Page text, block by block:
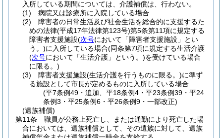
入所している期間については、介護補償は、行わない。
(1)
病院又は診療所に入院している場合
(2)
障害者の日常生活及び社会生活を総合的に支援するた
めの法律(平成17年法律第123号)第5条第11項に規定する
障害者支援施設(次号において「障害者支援施設」とい
う。)に入所している場合(同条第7項に規定する生活介護
(次号において「生活介護」という。)を受けている場合
に限る。)
(3)
障害者支援施設(生活介護を行うものに限る。)に準ず
る施設として市長が定めるものに入所している場合
(平7条例49・追加、平18条例4・平23条例39・平24
条例3・平25条例6・平26条例9・一部改正)
(遺族補償)
第11条
職員が公務上死亡し、または通勤により死亡した場
合においては、遺族補償として、その遺族に対して、遺族